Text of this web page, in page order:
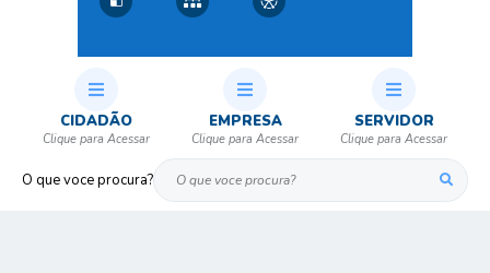
O que voce procura?
CIDADÃO EMPRESA SERVIDOR